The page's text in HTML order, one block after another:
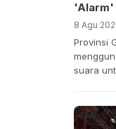
'Alarm'
8 Agu
Provinsi
suara